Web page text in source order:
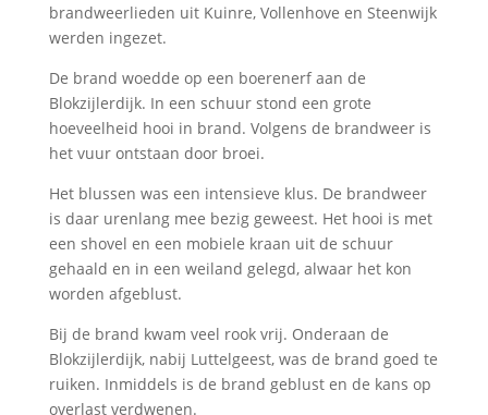
brandweerlieden uit Kuinre, Vollenhove en Steenwijk
werden ingezet.
De brand woedde op een boerenerf aan de
Blokzijlerdijk. In een schuur stond een grote
hoeveelheid hooi in brand. Volgens de brandweer is
het vuur ontstaan door broei.
Het blussen was een intensieve klus. De brandweer
is daar urenlang mee bezig geweest. Het hooi is met
een shovel en een mobiele kraan uit de schuur
gehaald en in een weiland gelegd, alwaar het kon
worden afgeblust.
Bij de brand kwam veel rook vrij. Onderaan de
Blokzijlerdijk, nabij Luttelgeest, was de brand goed te
ruiken. Inmiddels is de brand geblust en de kans op
overlast verdwenen.